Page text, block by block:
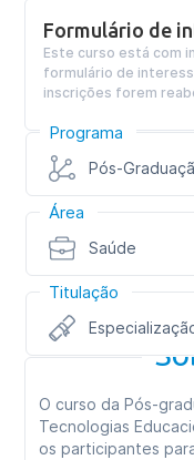
Programa
Pós-
Área
Saúde
Titulação
O curso da Pós-
Tecnologias
os participantes
Formulário de
Este curso está com
formulário de
inscrições forem